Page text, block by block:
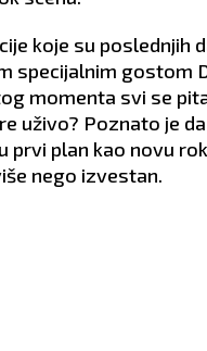
koje su poslednjih
specijalnim gostom
momenta svi se
uživo? Poznato je
prvi plan kao novu
nego izvestan.